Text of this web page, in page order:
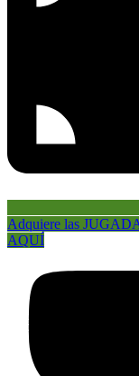
Adquiere las
AQUÍ